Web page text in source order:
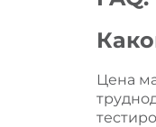
Цена